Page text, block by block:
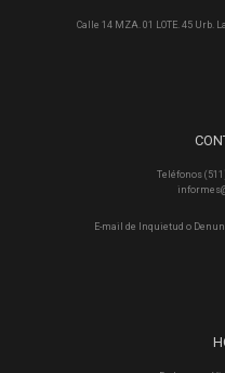
Calle 14 MZA. 01 LOTE. 45 Urb.
Teléfonos
E-mail de Inquietud o